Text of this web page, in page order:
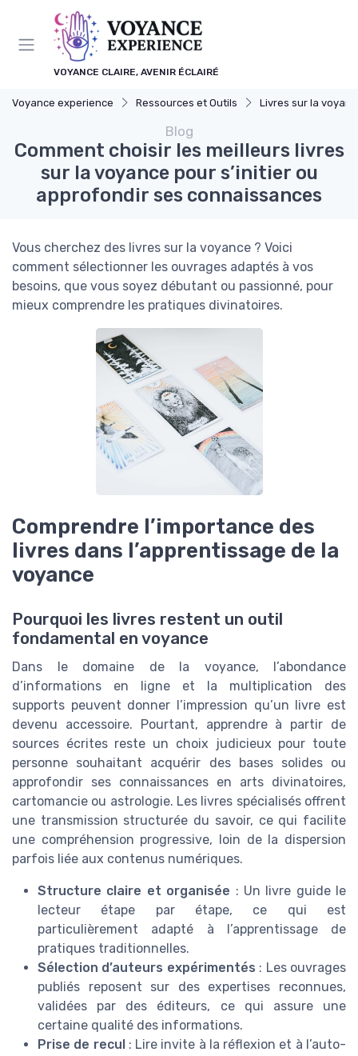
VOYANCE CLAIRE, AVENIR ÉCLAIRÉ
Voyance experience Ressources et Outils Livres sur la
Blog
Comment choisir les meilleurs livres
sur la voyance pour s’initier ou
approfondir ses connaissances
Vous cherchez des livres sur la voyance ? Voici
comment sélectionner les ouvrages adaptés à vos
besoins, que vous soyez débutant ou passionné, pour
mieux comprendre les pratiques divinatoires.
Comprendre l’importance des
livres dans l’apprentissage de la
voyance
Pourquoi les livres restent un outil
fondamental en voyance
Dans le domaine de la voyance, l’abondance
d’informations en ligne et la multiplication des
supports peuvent donner l’impression qu’un livre est
devenu accessoire. Pourtant, apprendre à partir de
sources écrites reste un choix judicieux pour toute
personne souhaitant acquérir des bases solides ou
approfondir ses connaissances en arts divinatoires,
cartomancie ou astrologie. Les livres spécialisés offrent
une transmission structurée du savoir, ce qui facilite
une compréhension progressive, loin de la dispersion
parfois liée aux contenus numériques.
Structure claire et organisée : Un livre guide le
lecteur étape par étape, ce qui est
particulièrement adapté à l’apprentissage de
pratiques traditionnelles.
Sélection d’auteurs expérimentés : Les ouvrages
publiés reposent sur des expertises reconnues,
validées par des éditeurs, ce qui assure une
certaine qualité des informations.
Prise de recul: Lire invite à la réflexion et à l’auto-
Panneau de gestion des cookies